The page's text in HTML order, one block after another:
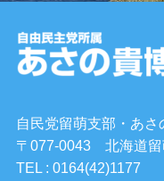
自民党留萌支部・あ
〒077-0043 北海道留
TEL : 0164(42)1177